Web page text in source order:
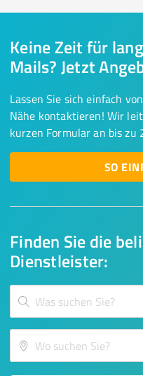
Finden Sie die
Dienstleister:
Keine Zeit für
Mails? Jetzt
Lassen Sie sich einfach
Nähe kontaktieren! Wir
kurzen Formular an bis zu
SO